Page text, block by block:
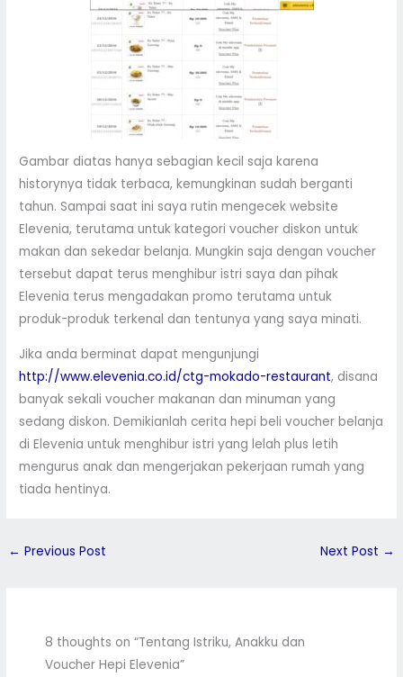
Gambar diatas hanya sebagian kecil saja karena
historynya tidak terbaca, kemungkinan sudah berganti
tahun. Sampai saat ini saya rutin mengecek website
Elevenia, terutama untuk kategori voucher diskon untuk
makan dan sekedar belanja. Mungkin saja dengan voucher
tersebut dapat terus menghibur istri saya dan pihak
Elevenia terus mengadakan promo terutama untuk
produk-produk terkenal dan tentunya yang saya minati.
Jika anda berminat dapat mengunjungi
http://www.elevenia.co.id/ctg-mokado-restaurant, disana
banyak sekali voucher makanan dan minuman yang
sedang diskon. Demikianlah cerita hepi beli voucher belanja
di Elevenia untuk menghibur istri yang lelah plus letih
mengurus anak dan mengerjakan pekerjaan rumah yang
tiada hentinya.
← Previous Post Next Post →
8 thoughts on “Tentang Istriku, Anakku dan
Voucher Hepi Elevenia”